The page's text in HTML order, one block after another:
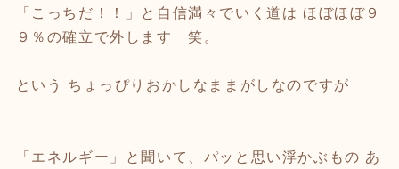
「こっちだ！！」と自信満々でいく道は ほぼほぼ９
９％の確立で外します 笑。
という ちょっぴりおかしなままがしなのですが
「エネルギー」と聞いて、パッと思い浮かぶもの あ